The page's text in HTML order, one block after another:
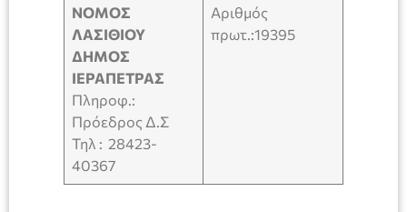
ΝΟΜΟΣ
ΛΑΣΙΘΙΟΥ
ΔΗΜΟΣ
ΙΕΡΑΠΕΤΡΑΣ
Πληροφ.:
Πρόεδρος Δ.Σ
Τηλ : 28423-
40367
Αριθμός
πρωτ.:19395